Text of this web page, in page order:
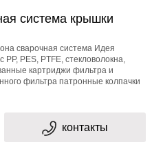
система крышки
сварочная система Идея
PES, PTFE, стекловолокна,
картриджи фильтра и
фильтра патронные колпачки
контакты